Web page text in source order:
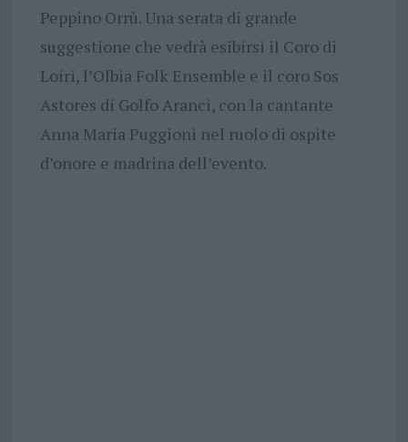
Peppino Orrù. Una serata di grande
suggestione che vedrà esibirsi il Coro di
Loiri, l’Olbia Folk Ensemble e il coro Sos
Astores di Golfo Aranci, con la cantante
Anna Maria Puggioni nel ruolo di ospite
d’onore e madrina dell’evento.